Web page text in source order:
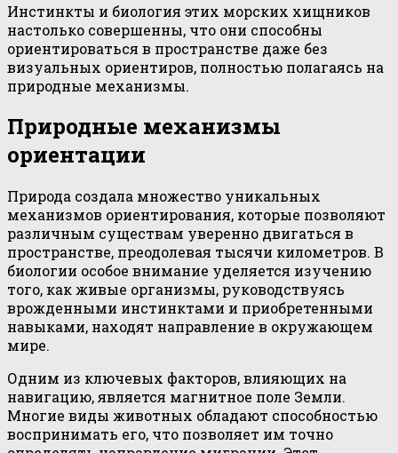
Инстинкты и биология этих морских хищников
настолько совершенны, что они способны
ориентироваться в пространстве даже без
визуальных ориентиров, полностью полагаясь на
природные механизмы.
Природные механизмы
ориентации
Природа создала множество уникальных
механизмов ориентирования, которые позволяют
различным существам уверенно двигаться в
пространстве, преодолевая тысячи километров. В
биологии особое внимание уделяется изучению
того, как живые организмы, руководствуясь
врожденными инстинктами и приобретенными
навыками, находят направление в окружающем
мире.
Одним из ключевых факторов, влияющих на
навигацию, является магнитное поле Земли.
Многие виды животных обладают способностью
воспринимать его, что позволяет им точно